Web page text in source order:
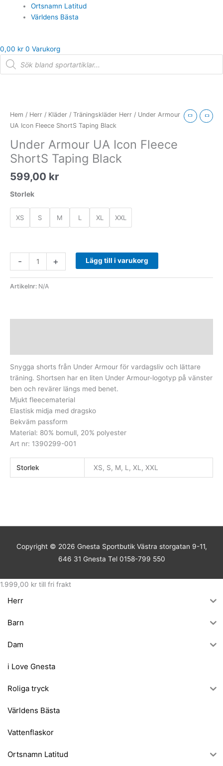
Ortsnamn Latitud
Världens Bästa
0,00 kr 0 Varukorg
Products
search
Hem / Herr / Kläder / Träningskläder Herr / Under Armour
UA Icon Fleece ShortS Taping Black
Under Armour UA Icon Fleece
ShortS Taping Black
599,00 kr
Storlek
XS S M L XL XXL
-
UA
Icon
ShortS
Taping
mängd
+ Lägg till i varukorg
Artikelnr: N/A
Snygga shorts från Under Armour för vardagsliv och lättare
träning. Shortsen har en liten Under Armour-logotyp på vänster
ben och revärer längs med benet.
Mjukt fleecematerial
Elastisk midja med dragsko
Bekväm passform
Material: 80% bomull, 20% polyester
Art nr: 1390299-001
Storlek XS, S, M, L, XL, XXL
Copyright © 2026 Gnesta SportbutikVästra storgatan 9-11,
646 31 Gnesta Tel 0158-799 550
1.999,00 kr till fri frakt
Herr
Barn
Dam
i Love Gnesta
Roliga tryck
Världens Bästa
Vattenflaskor
Ortsnamn Latitud